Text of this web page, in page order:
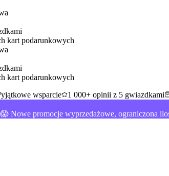
kart podarunkowych
kart podarunkowych
wsparcie 1 000+ opinii z 5 gwiazdkami
Nowe promocje wyprzedażowe, ograniczona